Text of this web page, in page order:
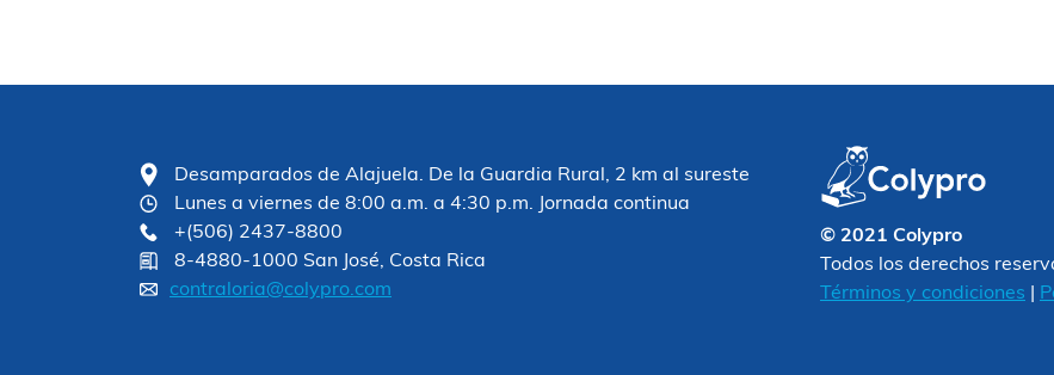
Desamparados de Alajuela. De la Guardia Rural, 2 km al sureste
Lunes a viernes de 8:00 a.m. a 4:30 p.m. Jornada continua
+(506) 2437-8800
8-4880-1000 San José, Costa Rica
contraloria@colypro.com
© 2021 Colypro
Todos los derechos
Términos y condiciones